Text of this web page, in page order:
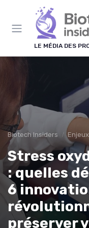
LE MÉDIA DES
Biotech Insiders Enjeux
Stress
: quelles
6
préserver
Panneau de gestion